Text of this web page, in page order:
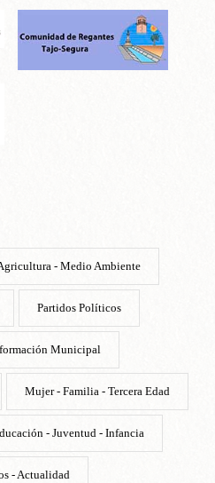
- Medio Ambiente
Partidos Políticos
Municipal
Mujer - Familia - Tercera Edad
- Juventud - Infancia
- Actualidad